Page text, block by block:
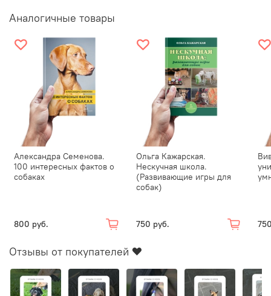
"Стоять", "Ждать", "Фу", "Ко мне"...
И многое другое.
Вырастите счастливую, спокойную и послушную собаку,
настоящего друга и компаньона!
Формат:
218 х 147 мм;
Страниц: 224;
Иллюстрации, ч/б;
Издательство Эксмо.
Аналогичные товары
Александра Семенова.
100 интересных фактов о
собаках
800 руб.
Ольга Кажарская.
Нескучная школа.
(Развивающие игры для
собак)
750 руб.
Отзывы от покупателей ❤️